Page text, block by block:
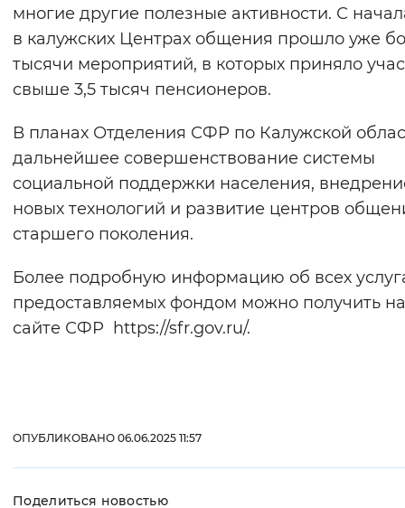
многие другие полезные активности. С
в калужских Центрах общения прошло уже
тысячи мероприятий, в которых приняло
свыше 3,5 тысяч пенсионеров.
В планах Отделения СФР по Калужской
дальнейшее совершенствование системы
социальной поддержки населения,
новых технологий и развитие центров
старшего поколения.
Более подробную информацию об всех
предоставляемых фондом можно получить на
сайте СФР https://sfr.gov.ru/.
ОПУБЛИКОВАНО 06.06.2025 11:57
Поделиться новостью